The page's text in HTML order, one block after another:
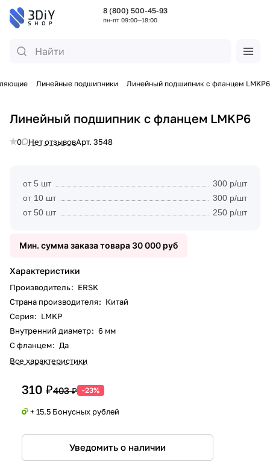
8 (800) 500-45-93
пн-пт 09:00—18:00
Линейные подшипники Линейный подшипник с фланцем LMKP6
Линейный подшипник с фланцем LMKP6
0 Нет отзывовАрт. 3548
от 5 шт
300 р/шт
от 10 шт
300 р/шт
от 50 шт
250 р/шт
Мин. сумма заказа товара 30 000 руб
Характеристики
Производитель: ERSK
Страна производителя: Китай
Серия: LMKP
Внутренний диаметр: 6 мм
С фланцем: Да
Все характеристики
310 ₽403 ₽ -23%
+ 15.5 Бонусных рублей
Уведомить о наличии